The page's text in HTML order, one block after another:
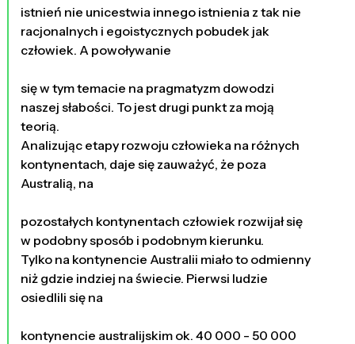
istnień nie unicestwia innego istnienia z tak nie
racjonalnych i egoistycznych pobudek jak
człowiek. A powoływanie
się w tym temacie na pragmatyzm dowodzi
naszej słabości. To jest drugi punkt za moją
teorią.
Analizując etapy rozwoju człowieka na różnych
kontynentach, daje się zauważyć, że poza
Australią, na
pozostałych kontynentach człowiek rozwijał się
w podobny sposób i podobnym kierunku.
Tylko na kontynencie Australii miało to odmienny
niż gdzie indziej na świecie. Pierwsi ludzie
osiedlili się na
kontynencie australijskim ok. 40 000 - 50 000